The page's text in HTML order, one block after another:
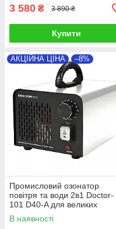
3 580 ₴ 3 890 ₴
Купити
АКЦІЙНА ЦІНА –8%
Промисловий озонатор
повітря та води 2в1 Doctor-
101 D40-A для великих
приміщень. Генератор озону
з високою продуктивністю 40
В наявності